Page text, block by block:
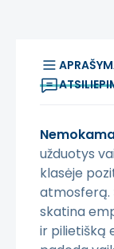
užduotys
klasėje
atmosferą.
skatina
ir pilietišką